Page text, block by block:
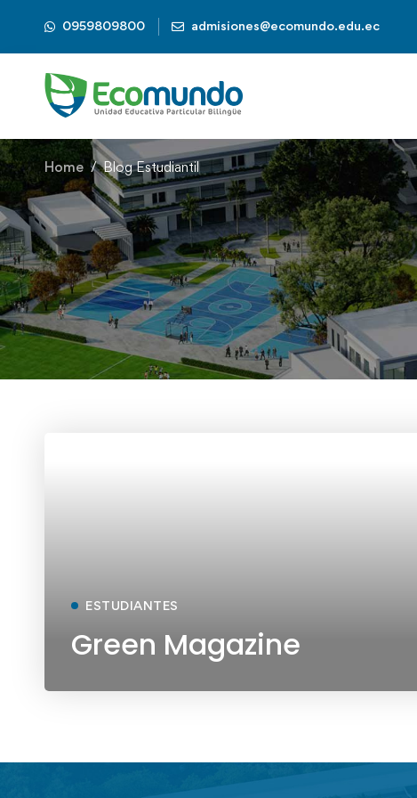
0959809800 admisiones@ecomundo.edu.ec
Home Blog Estudiantil
ESTUDIANTES
Green Magazine